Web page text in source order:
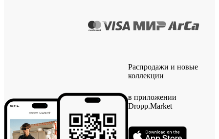
Распродажи и новые
коллекции
в приложении
Dropp.Market